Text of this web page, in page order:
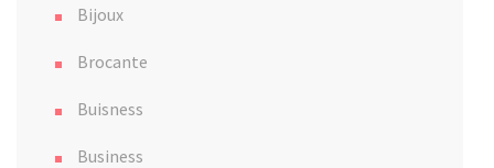
Bijoux
Brocante
Buisness
Business